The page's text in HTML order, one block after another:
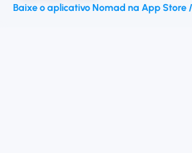
Baixe o aplicativo Nomad na App Store